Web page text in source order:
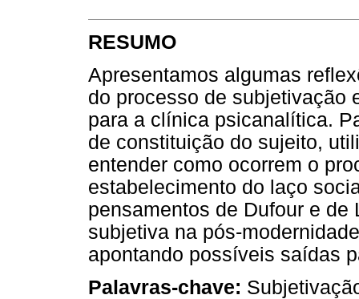
RESUMO
Apresentamos algumas
do processo de subjetivação
para a clínica psicanalítica.
de constituição do sujeito,
entender como ocorrem o
estabelecimento do laço
pensamentos de Dufour e
subjetiva na pós-
apontando possíveis saídas
Palavras-chave: